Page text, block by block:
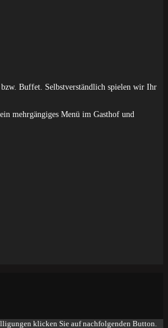
Buffet. Selbstverständlich spielen wir Ihr
mehrgängiges Menü im Gasthof und
klicken Sie auf nachfolgenden Button.